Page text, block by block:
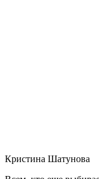
Кристина Шатунова